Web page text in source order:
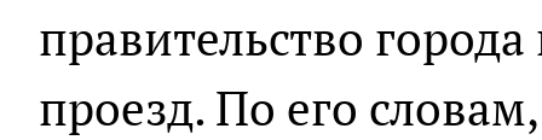
правительство
проезд. По его